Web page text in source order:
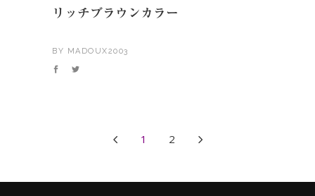
リッチブラウンカラー
BY MADOUX2003
1 2